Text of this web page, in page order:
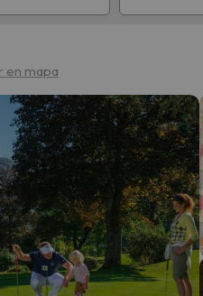
Prueba a modificar el destino.
en mapa